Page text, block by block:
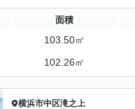
面積
103.50㎡
102.26㎡
横浜市中区滝之上